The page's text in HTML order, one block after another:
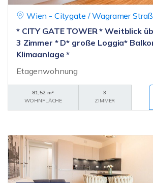
Wien - Citygate / Wagramer
* CITY GATE TOWER * Weitblick
3 Zimmer * D* große Loggia*
Klimaanlage *
Etagenwohnung
81,52 m²
WOHNFLÄCHE
3
ZIMMER